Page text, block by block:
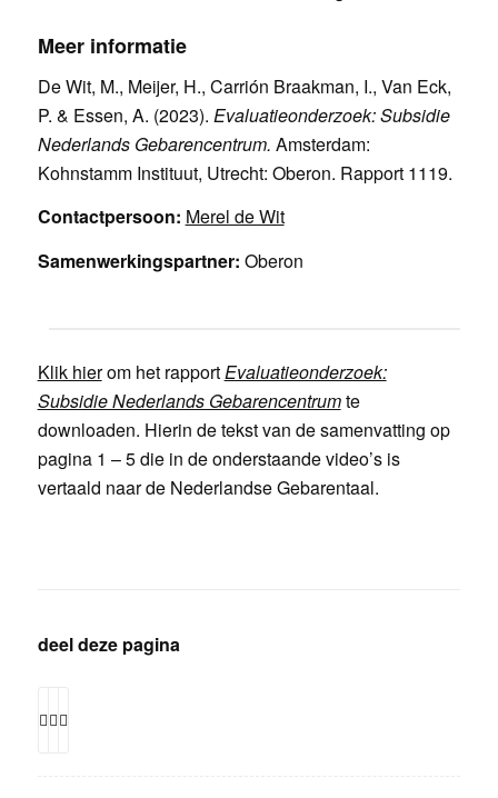
Meer informatie
De Wit, M., Meijer, H., Carrión Braakman, I., Van Eck,
P. & Essen, A. (2023). Evaluatieonderzoek: Subsidie
Nederlands Gebarencentrum. Amsterdam:
Kohnstamm Instituut, Utrecht: Oberon. Rapport 1119.
Contactpersoon: Merel de Wit
Samenwerkingspartner: Oberon
Klik hierom het rapportEvaluatieonderzoek:
Subsidie Nederlands Gebarencentrumte
downloaden. Hierin de tekst van de samenvatting op
pagina 1 – 5 die in de onderstaande video’s is
vertaald naar de Nederlandse Gebarentaal.
deel deze pagina